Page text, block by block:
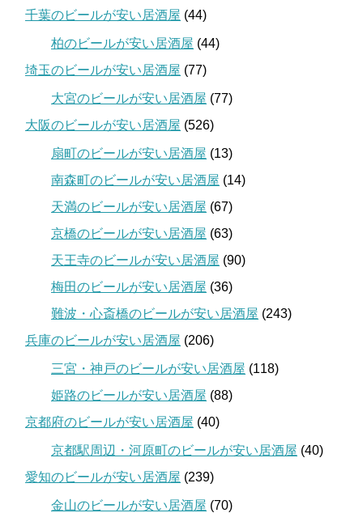
千葉のビールが安い居酒屋 (44)
柏のビールが安い居酒屋 (44)
埼玉のビールが安い居酒屋 (77)
大宮のビールが安い居酒屋 (77)
大阪のビールが安い居酒屋 (526)
扇町のビールが安い居酒屋 (13)
南森町のビールが安い居酒屋 (14)
天満のビールが安い居酒屋 (67)
京橋のビールが安い居酒屋 (63)
天王寺のビールが安い居酒屋 (90)
梅田のビールが安い居酒屋 (36)
難波・心斎橋のビールが安い居酒屋 (243)
兵庫のビールが安い居酒屋 (206)
三宮・神戸のビールが安い居酒屋 (118)
姫路のビールが安い居酒屋 (88)
京都府のビールが安い居酒屋 (40)
京都駅周辺・河原町のビールが安い居酒屋 (40)
愛知のビールが安い居酒屋 (239)
金山のビールが安い居酒屋 (70)